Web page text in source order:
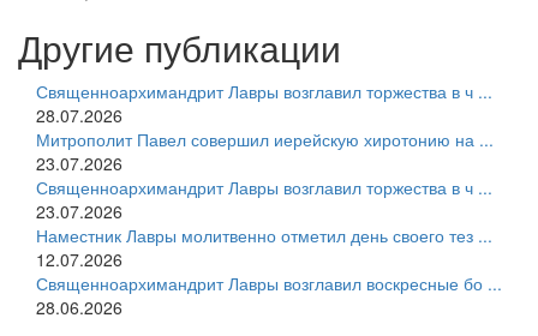
Другие публикации
Священноархимандрит Лавры возглавил торжества в ч ...
28.07.2026
Митрополит Павел совершил иерейскую хиротонию на ...
23.07.2026
Священноархимандрит Лавры возглавил торжества в ч ...
23.07.2026
Наместник Лавры молитвенно отметил день своего тез ...
12.07.2026
Священноархимандрит Лавры возглавил воскресные бо ...
28.06.2026